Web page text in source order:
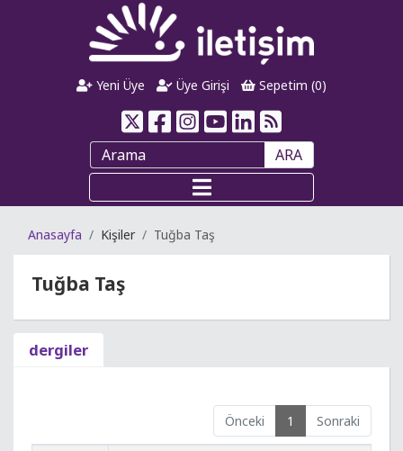
Yeni Üye Üye Girişi Sepetim (0)
ARA
Anasayfa Kişiler Tuğba Taş
Tuğba Taş
dergiler
Önceki 1 Sonraki